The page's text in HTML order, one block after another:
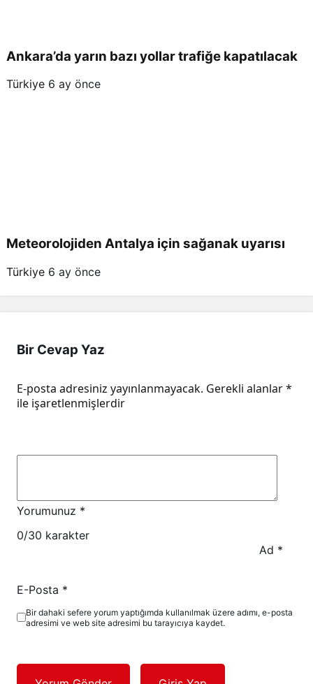
Ankara’da yarın bazı yollar trafiğe kapatılacak
Türkiye 6 ay önce
Meteorolojiden Antalya için sağanak uyarısı
Türkiye 6 ay önce
Bir Cevap Yaz
E-posta adresiniz yayınlanmayacak. Gerekli alanlar*
ile işaretlenmişlerdir
Yorumunuz *
0/30 karakter
Ad *
E-Posta *
Bir dahaki sefere yorum yaptığımda kullanılmak üzere adımı, e-posta
adresimi ve web site adresimi bu tarayıcıya kaydet.